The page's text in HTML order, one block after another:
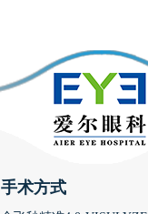
手术方式